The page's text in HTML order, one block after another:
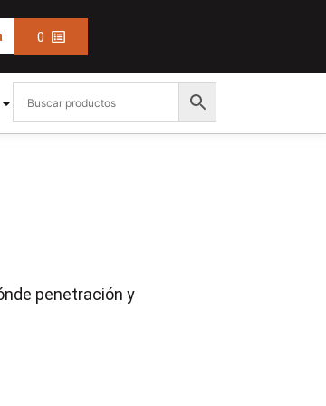
0
penetración y